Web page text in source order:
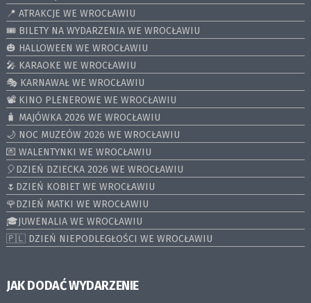
📍 ATRAKCJE WE WROCŁAWIU
🎟️ BILETY NA WYDARZENIA WE WROCŁAWIU
🎃 HALLOWEEN WE WROCŁAWIU
🎤 KARAOKE WE WROCŁAWIU
🎭 KARNAWAŁ WE WROCŁAWIU
📽️ KINO PLENEROWE WE WROCŁAWIU
🧳 MAJÓWKA 2026 WE WROCŁAWIU
🌙 NOC MUZEÓW 2026 WE WROCŁAWIU
💌 WALENTYNKI WE WROCŁAWIU
🎈DZIEŃ DZIECKA 2026 WE WROCŁAWIU
🌷DZIEŃ KOBIET WE WROCŁAWIU
🌹DZIEŃ MATKI WE WROCŁAWIU
🎓JUWENALIA WE WROCŁAWIU
🇵🇱 DZIEŃ NIEPODLEGŁOŚCI WE WROCŁAWIU
JAK DODAĆ WYDARZENIE